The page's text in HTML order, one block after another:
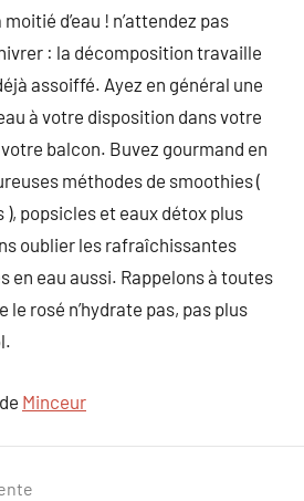
d’eau ! n’attendez pas
: la décomposition travaille
assoiffé. Ayez en général une
à votre disposition dans votre
balcon. Buvez gourmand en
méthodes de smoothies (
), popsicles et eaux détox plus
oublier les rafraîchissantes
en eau aussi. Rappelons à toutes
rosé n’hydrate pas, pas plus
Minceur